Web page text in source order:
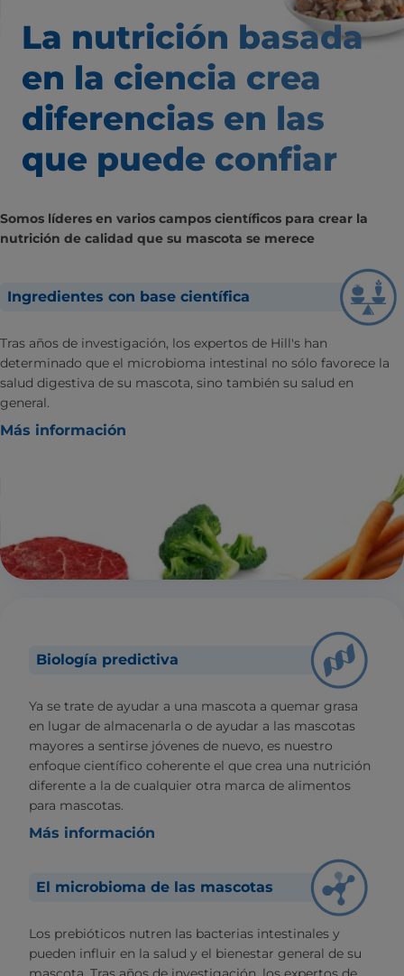
La nutrición basada
en la ciencia crea
diferencias en las
que puede confiar
Somos líderes en varios campos científicos para crear la
nutrición de calidad que su mascota se merece
Ingredientes con base científica
Tras años de investigación, los expertos de Hill's han
determinado que el microbioma intestinal no sólo favorece la
salud digestiva de su mascota, sino también su salud en
general.
Más información
Biología predictiva
Ya se trate de ayudar a una mascota a quemar grasa
en lugar de almacenarla o de ayudar a las mascotas
mayores a sentirse jóvenes de nuevo, es nuestro
enfoque científico coherente el que crea una nutrición
diferente a la de cualquier otra marca de alimentos
para mascotas.
Más información
El microbioma de las mascotas
Los prebióticos nutren las bacterias intestinales y
pueden influir en la salud y el bienestar general de su